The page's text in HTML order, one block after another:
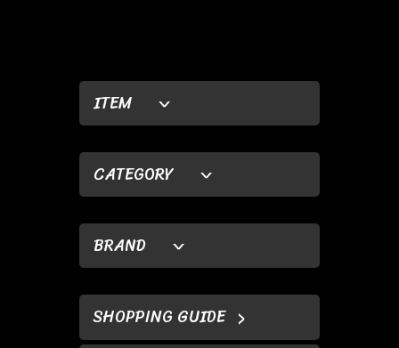
ITEM
CATEGORY
BRAND
SHOPPING GUIDE